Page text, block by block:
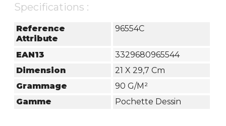
Specifications :
Reference
Attribute
96554C
EAN13
3329680965544
Dimension
21 X 29,7 Cm
Grammage
90 G/m²
Gamme
Pochette Dessin